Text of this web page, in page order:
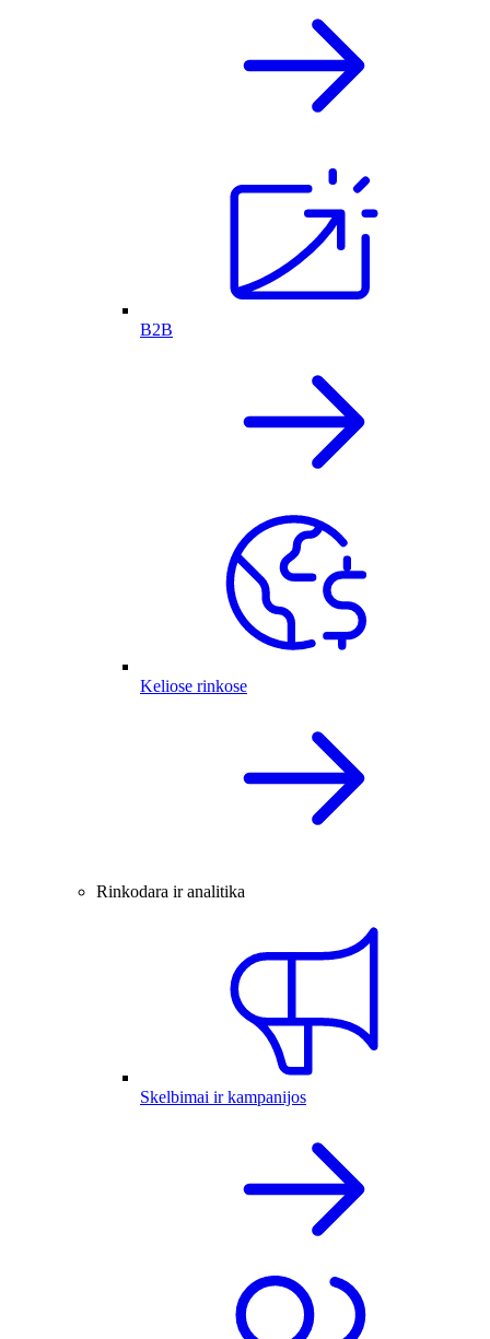
B2B
Keliose rinkose
Rinkodara ir analitika
Skelbimai ir kampanijos